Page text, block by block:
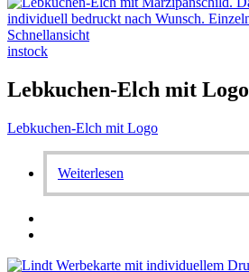
Schnellansicht
instock
Lebkuchen-Elch mit Logo
Lebkuchen-Elch mit Logo
Weiterlesen